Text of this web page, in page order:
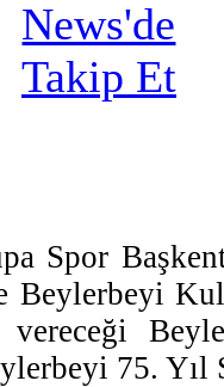
Spor
Beylerbeyi
75. Yıl